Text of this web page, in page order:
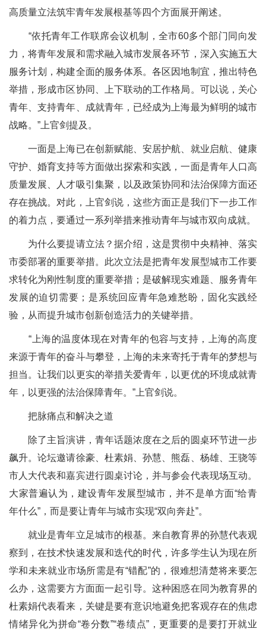
高质量立法筑牢青年发展根基等四个方面展开阐述。
“依托青年工作联席会议机制，全市60多个部门同向发
力，将青年发展和需求融入城市发展各环节，深入实施五大
服务计划，构建全面的服务体系。各区因地制宜，推出特色
举措，形成市区协同、上下联动的工作格局。可以说，关心
青年、支持青年、成就青年，已经成为上海最为鲜明的城市
战略。”上官剑提及。
一面是上海已在创新赋能、安居护航、就业启航、健康
守护、婚育支持等方面做出探索和实践，一面是青年人口高
质量发展、人才吸引集聚，以及政策协同和法治保障方面还
存在挑战。对此，上官剑说，这些方面正是我们下一步工作
的着力点，要通过一系列举措来推动青年与城市双向成就。
为什么要提请立法？据介绍，这是贯彻中央精神、落实
市委部署的重要举措。此次立法是把青年发展型城市工作要
求转化为刚性制度的重要举措；是破解现实难题、服务青年
发展的迫切需要；是系统回应青年急难愁盼，固化实践经
验，从而提升城市创新创造活力的关键举措。
“上海的温度体现在对青年的包容与支持，上海的高度
来源于青年的奋斗与攀登，上海的未来寄托于青年的梦想与
担当。让我们以更实的举措关爱青年，以更优的环境成就青
年，以更强的法治保障青年。”上官剑说。
把脉痛点和解决之道
除了主旨演讲，青年话题浓度在之后的圆桌环节进一步
飙升。论坛邀请徐豪、杜素娟、孙慧、熊磊、杨雄、王骁等
市人大代表和嘉宾进行圆桌讨论，并与参会代表现场互动。
大家普遍认为，建设青年发展型城市，并不是单方面“给青
年什么”，而是要让青年与城市实现“双向奔赴”。
就业是青年立足城市的根基。来自教育界的孙慧代表观
察到，在技术快速发展和迭代的时代，许多学生认为现在所
学和未来就业市场所需是有“错配”的，很难想清楚将来要怎
么办，这需要方方面面一起引导。这种困惑在同为教育界的
杜素娟代表看来，关键是要有意识地避免把客观存在的焦虑
情绪异化为拼命“卷分数”“卷绩点”，更重要的是要打开就业